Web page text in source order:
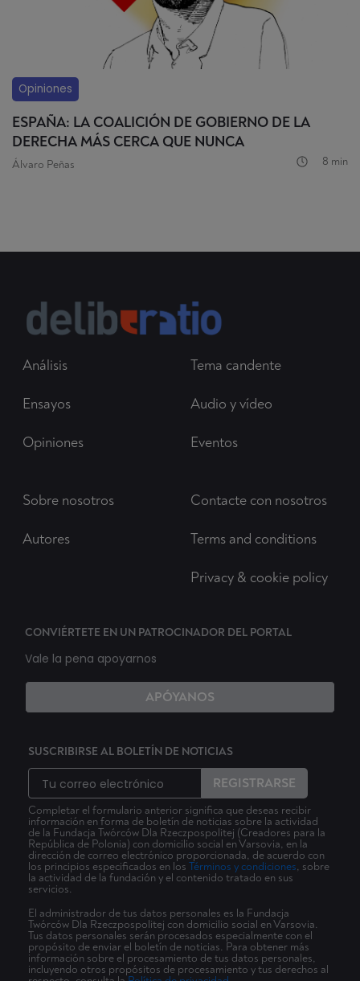
Opiniones
ESPAÑA: LA COALICIÓN DE GOBIERNO DE LA
DERECHA MÁS CERCA QUE NUNCA
Álvaro Peñas 8 min
Análisis
Ensayos
Opiniones
Tema candente
Audio y vídeo
Eventos
Sobre nosotros
Autores
Contacte con nosotros
Terms and conditions
Privacy & cookie policy
CONVIÉRTETE EN UN PATROCINADOR DEL PORTAL
Vale la pena apoyarnos
APÓYANOS
SUSCRIBIRSE AL BOLETÍN DE NOTICIAS
REGISTRARSE
Completar el formulario anterior significa que deseas recibir
información en forma de boletín de noticias sobre la actividad
de la Fundacja Twórców Dla Rzeczpospolitej (Creadores para la
República de Polonia) con domicilio social en Varsovia, en la
dirección de correo electrónico proporcionada, de acuerdo con
los principios especificados en los Términos y condiciones, sobre
la actividad de la fundación y el contenido tratado en sus
servicios.
El administrador de tus datos personales es la Fundacja
Twórców Dla Rzeczpospolitej con domicilio social en Varsovia.
Tus datos personales serán procesados especialmente con el
propósito de enviar el boletín de noticias. Para obtener más
información sobre el procesamiento de tus datos personales,
incluyendo otros propósitos de procesamiento y tus derechos al